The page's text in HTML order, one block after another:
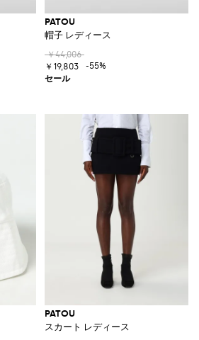
PATOU
帽子 レディース
￥44,006
￥19,803
-55%
PATOU
スカート レディース